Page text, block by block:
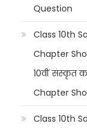
Question
Class 10th
Chapter
10वीं संस्कृत का
Chapter
Class 10th